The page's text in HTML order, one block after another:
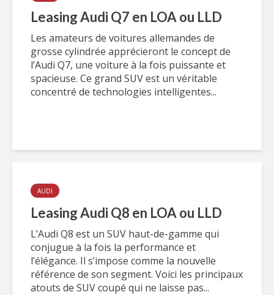
Leasing Audi Q7 en LOA ou LLD
Les amateurs de voitures allemandes de
grosse cylindrée apprécieront le concept de
l’Audi Q7, une voiture à la fois puissante et
spacieuse. Ce grand SUV est un véritable
concentré de technologies intelligentes...
AUDI
Leasing Audi Q8 en LOA ou LLD
L’Audi Q8 est un SUV haut-de-gamme qui
conjugue à la fois la performance et
l’élégance. Il s’impose comme la nouvelle
référence de son segment. Voici les principaux
atouts de SUV coupé qui ne laisse pas...